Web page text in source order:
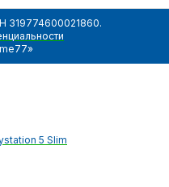
319774600021860.
5 Slim